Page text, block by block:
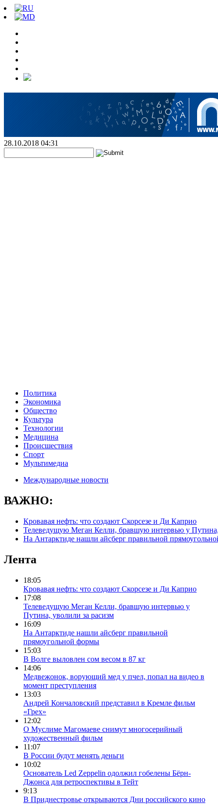
28.10.2018 04:31
Политика
Экономика
Общество
Культура
Технологии
Медицина
Происшествия
Спорт
Мультимедиа
Международные новости
ВАЖНО:
Кровавая нефть: что создают Скорсезе и Ди Каприо
Телеведущую Меган Келли, бравшую интервью у Путина,
На Антарктиде нашли айсберг правильной
Лента
18:05
Кровавая нефть: что создают Скорсезе и Ди Каприо
17:08
Телеведущую Меган Келли, бравшую интервью у
Путина, уволили за расизм
16:09
На Антарктиде нашли айсберг правильной
прямоугольной формы
15:03
В Волге выловлен сом весом в 87 кг
14:06
Медвежонок, ворующий мед у пчел, попал на видео в
момент преступления
13:03
Андрей Кончаловский представил в Кремле фильм
«Грех»
12:02
О Муслиме Магомаеве снимут многосерийный
художественный фильм
11:07
В России будут менять деньги
10:02
Основатель Led Zeppelin одолжил гобелены Бёрн-
Джонса для ретроспективы в Тейт
9:13
В Приднестровье открываются Дни российского кино